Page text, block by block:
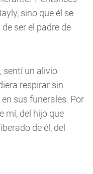
sino que él se
ser el padre de
sentí un alivio
respirar sin
sus funerales. Por
mí, del hijo que
de él, del